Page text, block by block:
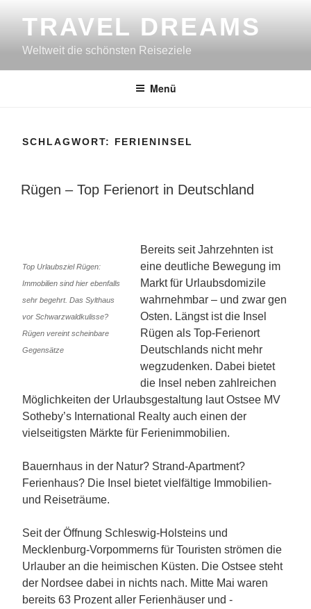
InhaltTRAVEL DREAMS
Weltweit die schönsten Reiseziele
Menü
SCHLAGWORT: FERIENINSEL
VERÖFFENTLICHT
Rügen – Top Ferienort in Deutschland
Top Urlaubsziel Rügen:
Immobilien sind hier ebenfalls
sehr begehrt. Das Sylthaus
vor Schwarzwaldkulisse?
Rügen vereint scheinbare
Gegensätze
Bereits seit Jahrzehnten ist
eine deutliche Bewegung im
Markt für Urlaubsdomizile
wahrnehmbar – und zwar gen
Osten. Längst ist die Insel
Rügen als Top-Ferienort
Deutschlands nicht mehr
wegzudenken. Dabei bietet
die Insel neben zahlreichen
Möglichkeiten der Urlaubsgestaltung laut Ostsee MV
Sotheby’s International Realty auch einen der
vielseitigsten Märkte für Ferienimmobilien.
Bauernhaus in der Natur? Strand-Apartment?
Ferienhaus? Die Insel bietet vielfältige Immobilien-
und Reiseträume.
Seit der Öffnung Schleswig-Holsteins und
Mecklenburg-Vorpommerns für Touristen strömen die
Urlauber an die heimischen Küsten. Die Ostsee steht
der Nordsee dabei in nichts nach. Mitte Mai waren
bereits 63 Prozent aller Ferienhäuser und -